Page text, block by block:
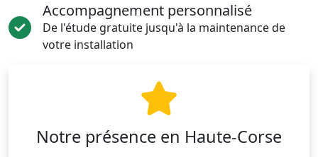
Accompagnement personnalisé
De l'étude gratuite jusqu'à la maintenance de
votre installation
Notre présence en Haute-Corse